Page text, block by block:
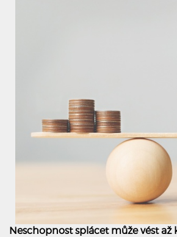
Neschopnost splácet může vést až